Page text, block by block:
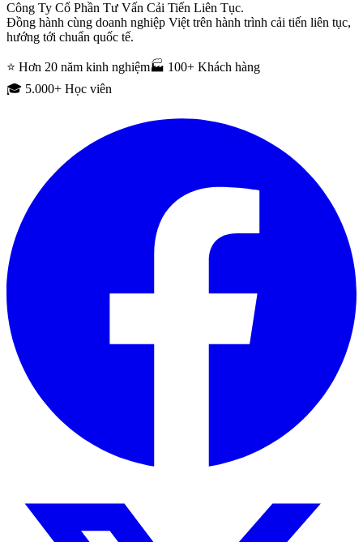
Công Ty Cổ Phần Tư Vấn Cải Tiến Liên Tục.
Đồng hành cùng doanh nghiệp Việt trên hành trình cải tiến liên tục,
hướng tới chuẩn quốc tế.
⭐ Hơn 20 năm kinh nghiệm🏭 100+ Khách hàng
🎓 5.000+ Học viên